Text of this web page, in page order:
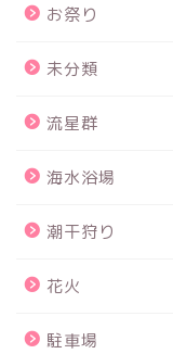
お祭り
未分類
流星群
海水浴場
潮干狩り
花火
駐車場